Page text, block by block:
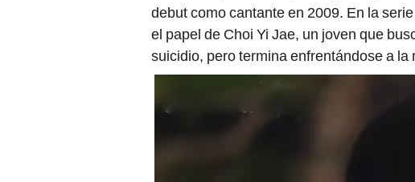
debut como cantante en 2009. En la
el papel de Choi Yi Jae, un joven que
suicidio, pero termina enfrentándose a la